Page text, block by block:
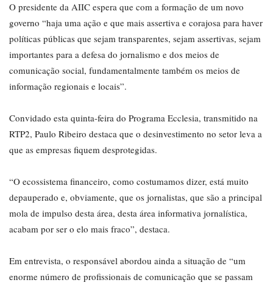
O presidente da AIIC espera que com a formação de um novo
governo “haja uma ação e que mais assertiva e corajosa para haver
políticas públicas que sejam transparentes, sejam assertivas, sejam
importantes para a defesa do jornalismo e dos meios de
comunicação social, fundamentalmente também os meios de
informação regionais e locais”.
Convidado esta quinta-feira do Programa Ecclesia, transmitido na
RTP2, Paulo Ribeiro destaca que o desinvestimento no setor leva a
que as empresas fiquem desprotegidas.
“O ecossistema financeiro, como costumamos dizer, está muito
depauperado e, obviamente, que os jornalistas, que são a principal
mola de impulso desta área, desta área informativa jornalística,
acabam por ser o elo mais fraco”, destaca.
Em entrevista, o responsável abordou ainda a situação de “um
enorme número de profissionais de comunicação que se passam